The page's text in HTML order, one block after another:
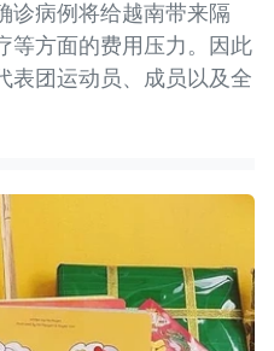
诊病例将给越南带来隔
等方面的费用压力。因此
表团运动员、成员以及全